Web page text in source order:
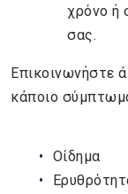
χρόνο ή
σας.
Επικοινωνήστε
κάποιο
Οίδημα